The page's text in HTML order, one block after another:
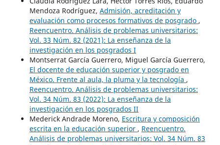
Mendoza Rodríguez, Admisión, acreditación y
evaluación como procesos formativos de posgrado ,
Reencuentro. Análisis de problemas universitarios:
Vol. 33 Núm. 82 (2021): La enseñanza de la
investigación en los posgrados I
Montserrat García Guerrero, Miguel García Guerrero,
El docente de educación superior y posgrado en
México. Frente al aula, la pluma y la tecnología ,
Reencuentro. Análisis de problemas universitarios:
Vol. 34 Núm. 83 (2022): La enseñanza de la
investigación en los posgrados II
Mederick Andrade Moreno, Escritura y composición
escrita en la educación superior , Reencuentro.
Análisis de problemas universitarios: Vol. 34 Núm. 83